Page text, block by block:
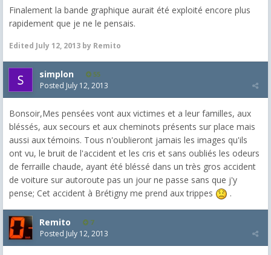
Finalement la bande graphique aurait été exploité encore plus
rapidement que je ne le pensais.
Edited July 12, 2013 by Remito
simplon 55
Posted July 12, 2013
Bonsoir,Mes pensées vont aux victimes et a leur familles, aux
bléssés, aux secours et aux cheminots présents sur place mais
aussi aux témoins. Tous n'oublieront jamais les images qu'ils
ont vu, le bruit de l'accident et les cris et sans oubliés les odeurs
de ferraille chaude, ayant été bléssé dans un très gros accident
de voiture sur autoroute pas un jour ne passe sans que j'y
pense; Cet accident à Brétigny me prend aux trippes
.
Remito 7
Posted July 12, 2013